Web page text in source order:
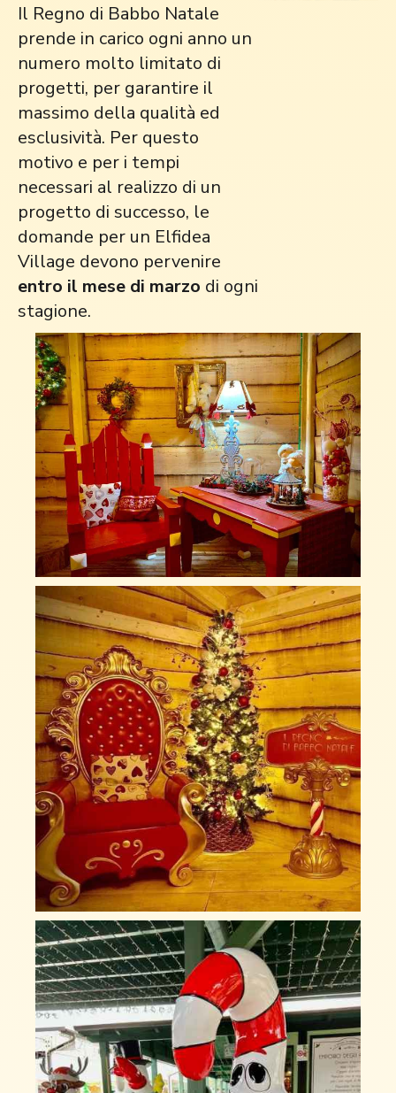
Il Regno di Babbo Natale
prende in carico ogni anno un
numero molto limitato di
progetti, per garantire il
massimo della qualità ed
esclusività. Per questo
motivo e per i tempi
necessari al realizzo di un
progetto di successo, le
domande per un Elfidea
Village devono pervenire
entro il mese di marzo di ogni
stagione.